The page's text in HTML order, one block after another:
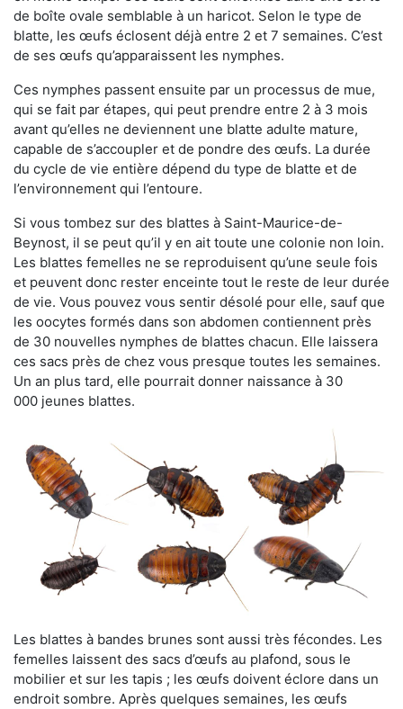
de boîte ovale semblable à un haricot. Selon le type de
blatte, les œufs éclosent déjà entre 2 et 7 semaines. C’est
de ses œufs qu’apparaissent les nymphes.
Ces nymphes passent ensuite par un processus de mue,
qui se fait par étapes, qui peut prendre entre 2 à 3 mois
avant qu’elles ne deviennent une blatte adulte mature,
capable de s’accoupler et de pondre des œufs. La durée
du cycle de vie entière dépend du type de blatte et de
l’environnement qui l’entoure.
Si vous tombez sur des blattes à Saint-Maurice-de-
Beynost, il se peut qu’il y en ait toute une colonie non loin.
Les blattes femelles ne se reproduisent qu’une seule fois
et peuvent donc rester enceinte tout le reste de leur durée
de vie. Vous pouvez vous sentir désolé pour elle, sauf que
les oocytes formés dans son abdomen contiennent près
de 30 nouvelles nymphes de blattes chacun. Elle laissera
ces sacs près de chez vous presque toutes les semaines.
Un an plus tard, elle pourrait donner naissance à 30
000 jeunes blattes.
Les blattes à bandes brunes sont aussi très fécondes. Les
femelles laissent des sacs d’œufs au plafond, sous le
mobilier et sur les tapis ; les œufs doivent éclore dans un
endroit sombre. Après quelques semaines, les œufs